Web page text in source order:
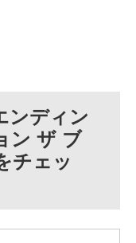
ンディン
ン ザ ブ
チェッ